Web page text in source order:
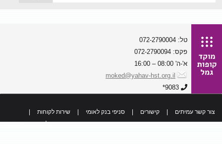
טל: 072-2790004
פקס: 072-2790094
א'-ה' 08:00 – 16:00
moked@yahav-hst.org.il
9083*
צור קשר עמיתים קישורים סניפי בנק לאומי שירות לקוחות
כל הזכויות שמורות